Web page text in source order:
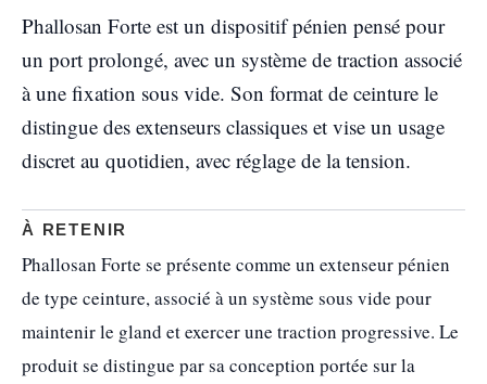
Phallosan Forte est un dispositif pénien pensé pour
un port prolongé, avec un système de traction associé
à une fixation sous vide. Son format de ceinture le
distingue des extenseurs classiques et vise un usage
discret au quotidien, avec réglage de la tension.
À RETENIR
Phallosan Forte se présente comme un extenseur pénien
de type ceinture, associé à un système sous vide pour
maintenir le gland et exercer une traction progressive. Le
produit se distingue par sa conception portée sur la